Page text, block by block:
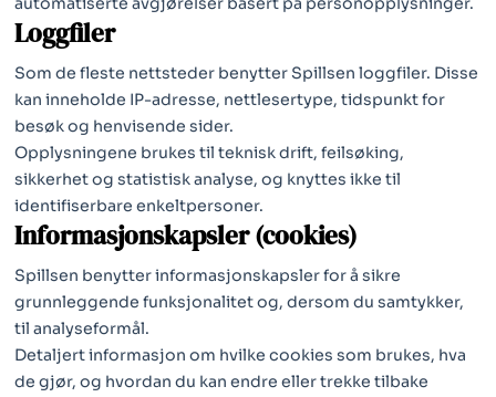
Loggfiler
Som de fleste nettsteder benytter Spillsen loggfiler. Disse
kan inneholde IP-adresse, nettlesertype, tidspunkt for
besøk og henvisende sider.
Opplysningene brukes til teknisk drift, feilsøking,
sikkerhet og statistisk analyse, og knyttes ikke til
identifiserbare enkeltpersoner.
Informasjonskapsler (cookies)
Spillsen benytter informasjonskapsler for å sikre
grunnleggende funksjonalitet og, dersom du samtykker,
til analyseformål.
Detaljert informasjon om hvilke cookies som brukes, hva
de gjør, og hvordan du kan endre eller trekke tilbake